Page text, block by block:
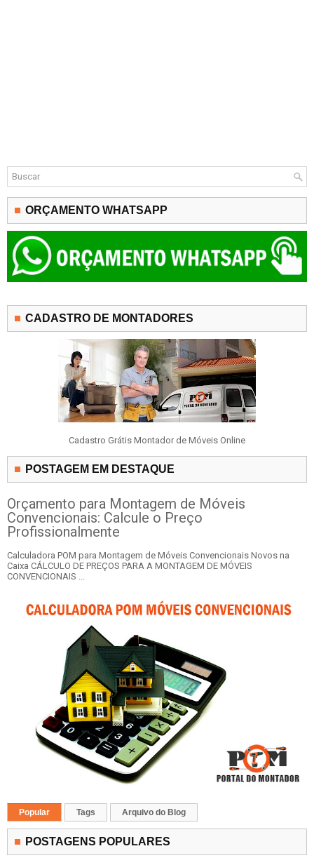
ORÇAMENTO WHATSAPP
CADASTRO DE MONTADORES
Cadastro Grátis Montador de Móveis Online
POSTAGEM EM DESTAQUE
Orçamento para Montagem de Móveis
Convencionais: Calcule o Preço
Profissionalmente
Calculadora POM para Montagem de Móveis Convencionais Novos na
Caixa CÁLCULO DE PREÇOS PARA A MONTAGEM DE MÓVEIS
CONVENCIONAIS ...
Popular Tags Arquivo do Blog
POSTAGENS POPULARES